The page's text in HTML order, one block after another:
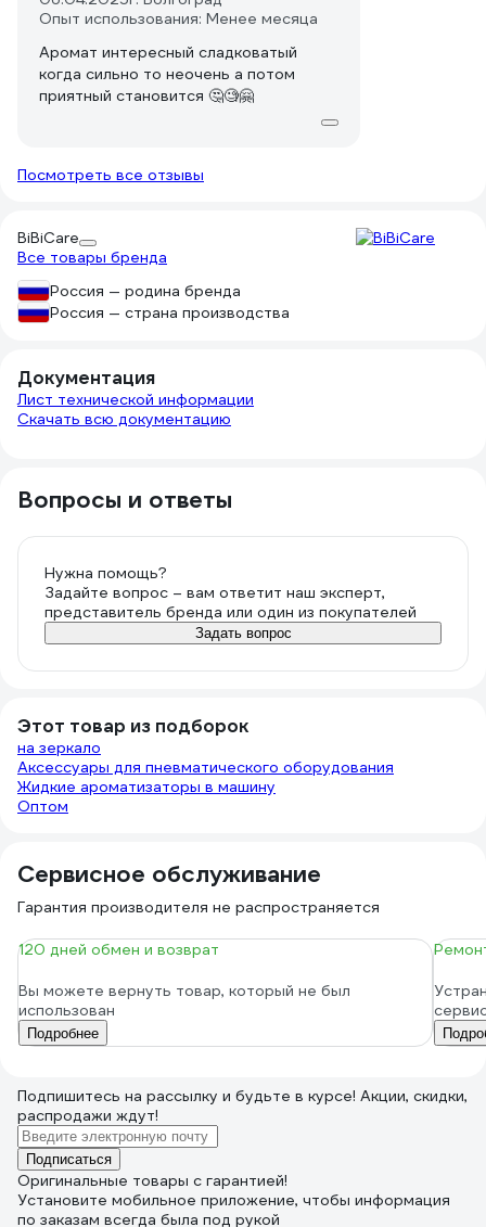
Опыт использования: Менее месяца
Аромат интересный сладковатый
когда сильно то неочень а потом
приятный становится 🤔🧐🤗
Посмотреть все отзывы
BiBiCare
Все товары бренда
Россия — родина бренда
Россия — страна производства
Документация
Лист технической информации
Скачать всю документацию
Вопросы и ответы
Нужна помощь?
Задайте вопрос – вам ответит наш эксперт,
представитель бренда или один из покупателей
Задать вопрос
Этот товар из подборок
на зеркало
Аксессуары для пневматического оборудования
Жидкие ароматизаторы в машину
Оптом
Сервисное обслуживание
Гарантия производителя не распространяется
120 дней обмен и возврат
Вы можете вернуть товар, который не был
использован
Подробнее
Подпишитесь на рассылку и будьте в курсе! Акции, скидки,
распродажи ждут!
Подписаться
Оригинальные товары с гарантией!
Установите мобильное приложение, чтобы информация
по заказам всегда была под рукой